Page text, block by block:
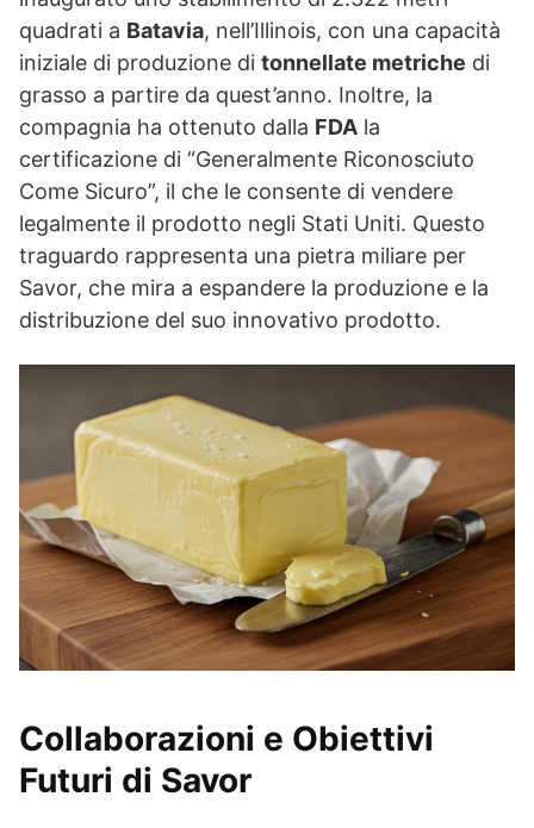
quadrati a Batavia, nell’Illinois, con una capacità
iniziale di produzione di tonnellate metriche di
grasso a partire da quest’anno. Inoltre, la
compagnia ha ottenuto dalla FDA la
certificazione di “Generalmente Riconosciuto
Come Sicuro”, il che le consente di vendere
legalmente il prodotto negli Stati Uniti. Questo
traguardo rappresenta una pietra miliare per
Savor, che mira a espandere la produzione e la
distribuzione del suo innovativo prodotto.
Collaborazioni e Obiettivi
Futuri di Savor